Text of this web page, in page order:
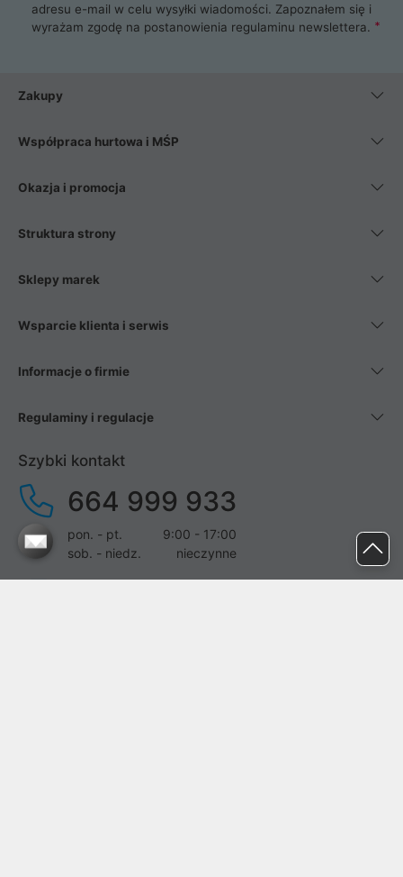
adresu e-mail w celu wysyłki wiadomości. Zapoznałem się i
wyrażam zgodę na postanowienia regulaminu newslettera.
Zakupy
Współpraca hurtowa i MŚP
Okazja i promocja
Struktura strony
Sklepy marek
Wsparcie klienta i serwis
Informacje o firmie
Regulaminy i regulacje
Szybki kontakt
664 999 933
pon. - pt.
9:00 - 17:00
sob. - niedz.
nieczynne